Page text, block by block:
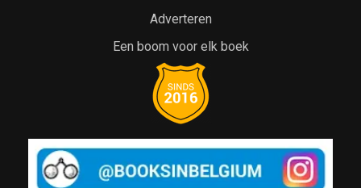
Adverteren
Een boom voor elk boek